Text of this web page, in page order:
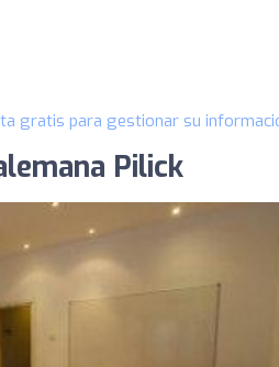
gratis para gestionar su
Pilick